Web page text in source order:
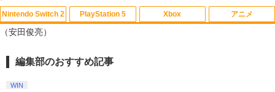
5 Nintendo Switch 2 ACアダプター
1 【中古】ゲーム&ワリオ
1
【中古】 ウォーキング with ダイナソー
￥84
Nintendo Switch 2
1
スプラトゥーン レイダース|オンライン
PlayStation 5
1
PlayStation 5 デジタル・エディション
Xbox
1
【純正品】Xbox ワイヤレス コントロー
アニメ
1
劇場版「鬼滅の刃」無限城編 第一章 猗
（安田俊亮）
編集部のおすすめ記事
WIN